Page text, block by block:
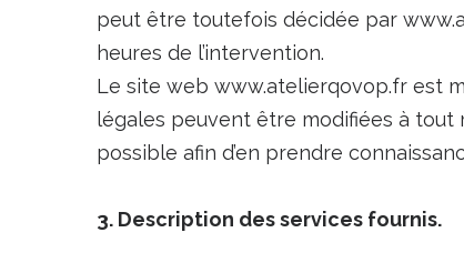
peut être toutefois décidée par
heures de l’intervention.
Le site web www.atelierqovop.fr est
légales peuvent être modifiées à tout
possible afin d’en prendre
3. Description des services fournis.